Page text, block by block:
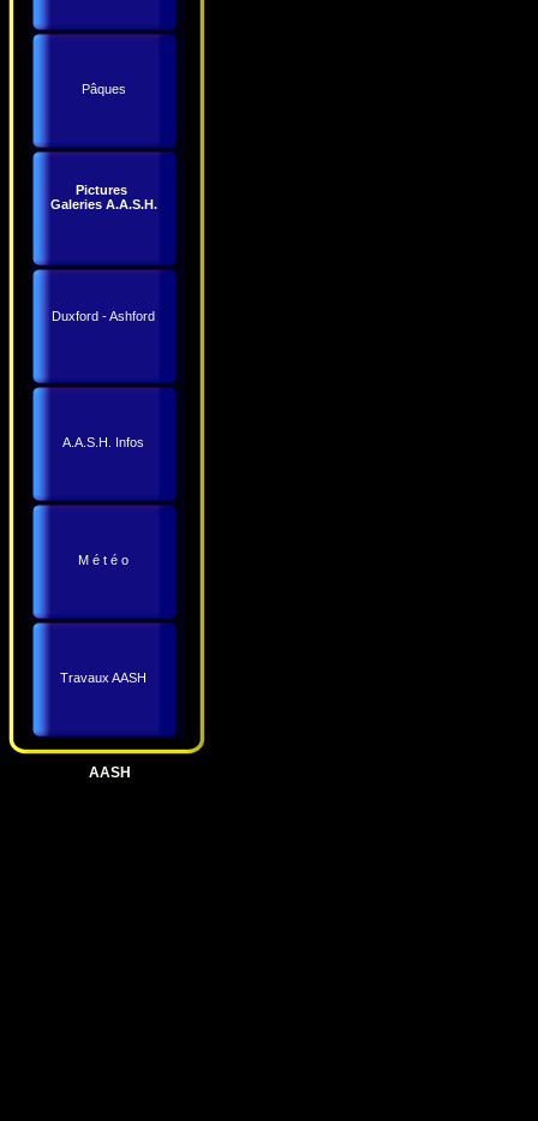
Pâques
Pictures
Galeries A.A.S.H.
Duxford - Ashford
A.A.S.H. Infos
M é t é o
Travaux AASH
AASH